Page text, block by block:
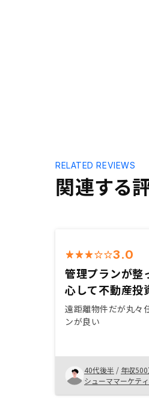
関連する
RELATED REVIEWS
3.0
管理プランが整
心して不動産投
遠距離物件だが丸々
ンが良い
40代後半 / 年収
シューママーケテ